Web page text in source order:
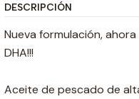
DESCRIPCIÓN
Nueva formulación,
DHA!!!
Aceite de pescado de